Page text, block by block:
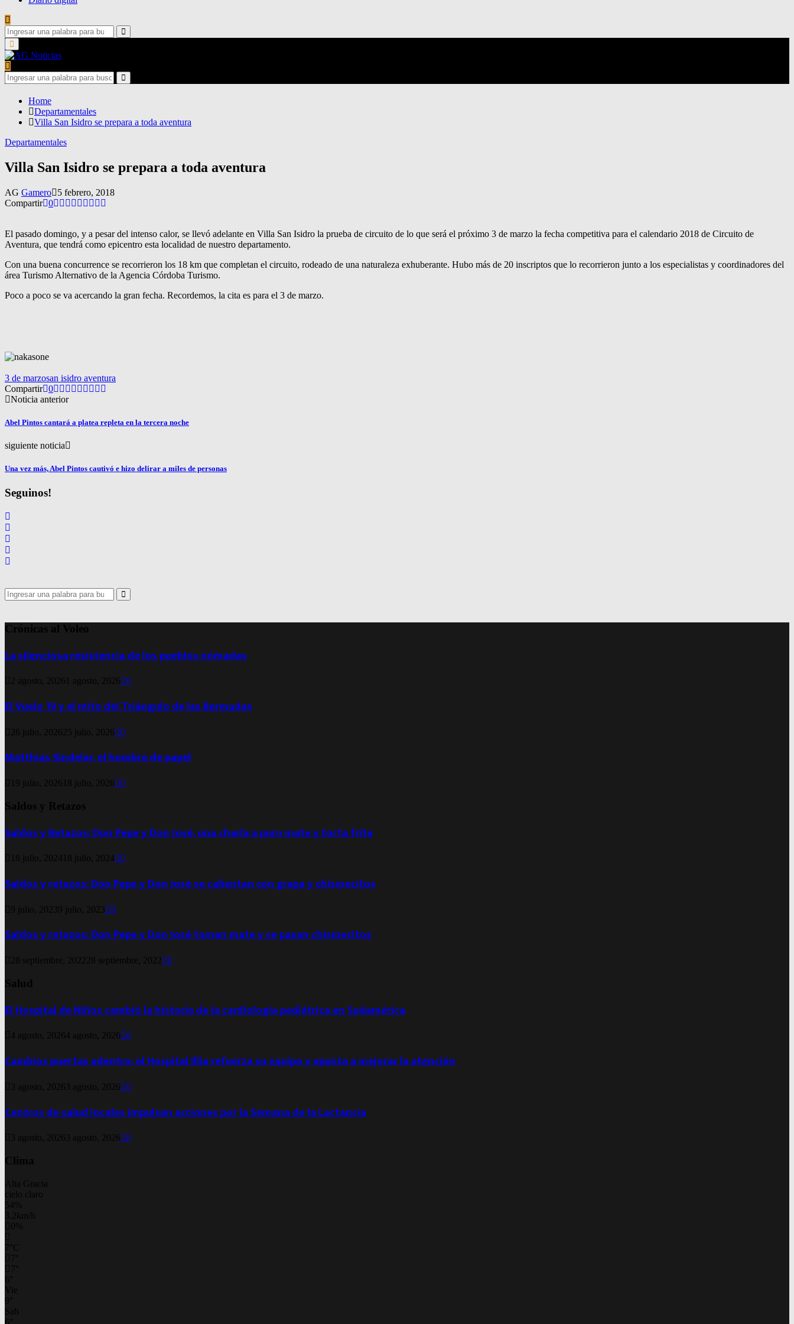
Search
for:
Search
Primary
Menu
Search
for:
Search
Home
Departamentales
Villa San Isidro se prepara a toda aventura
Departamentales
Villa San Isidro se prepara a toda aventura
AG Gamero
5 febrero, 2018
Compartir 0
El pasado domingo, y a pesar del intenso calor, se llevó adelante en Villa San Isidro la prueba de circuito de lo que será el próximo 3 de marzo la fecha competitiva para el calendario 2018 de Circuito de
Aventura, que tendrá como epicentro esta localidad de nuestro departamento.
Con una buena concurrence se recorrieron los 18 km que completan el circuito, rodeado de una naturaleza exhuberante. Hubo más de 20 inscriptos que lo recorrieron junto a los especialistas y coordinadores del
área Turismo Alternativo de la Agencia Córdoba Turismo.
Poco a poco se va acercando la gran fecha. Recordemos, la cita es para el 3 de marzo.
3 de marzosan isidro aventura
Compartir 0
Noticia anterior
Abel Pintos cantará a platea repleta en la tercera noche
siguiente noticia
Una vez más, Abel Pintos cautivó e hizo delirar a miles de personas
Seguinos!
Search
for:
Search
Crónicas al Voleo
La silenciosa resistencia de los pueblos nómadas
2 agosto, 2026 1 agosto, 2026 0
El Vuelo 19 y el mito del Triángulo de las Bermudas
26 julio, 2026 25 julio, 2026 0
Matthias Sindelar, el hombre de papel
19 julio, 2026 18 julio, 2026 0
Saldos y Retazos
Saldos y Retazos: Don Pepe y Don José, una charla a puro mate y torta frita
18 julio, 2024 18 julio, 2024 0
Saldos y retazos: Don Pepe y Don José se calientan con grapa y chismecitos
9 julio, 20239 julio, 2023 0
Saldos y retazos: Don Pepe y Don José toman mate y se pasan chismecitos
28 septiembre, 2022 28 septiembre, 2022 0
Salud
El Hospital de Niños cambió la historia de la cardiología pediátrica en Sudamérica
4 agosto, 20264 agosto, 2026 0
Cambios puertas adentro: el Hospital Illia refuerza su equipo y apunta a mejorar la atención
3 agosto, 2026 3 agosto, 2026 0
Centros de salud locales impulsan acciones por la Semana de la Lactancia
3 agosto, 2026 3 agosto, 2026 0
Clima
Alta Gracia
cielo claro
54%
3.2km/h
0%
7 C
7
7
6
Vie
9
Sab
6